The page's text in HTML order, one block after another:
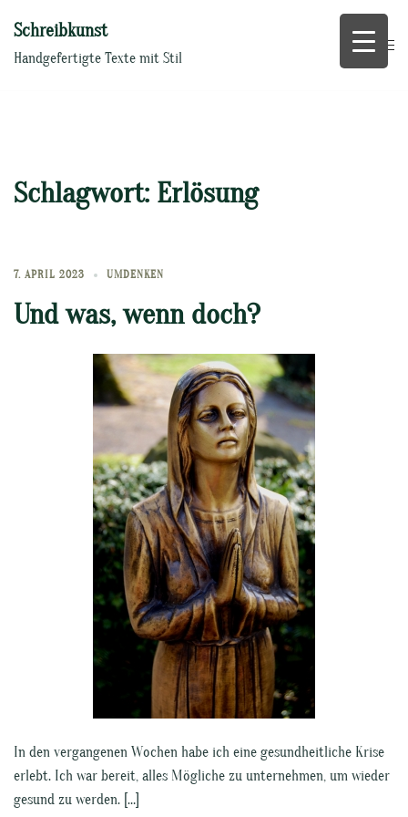
Inhalt
springen
Schreibkunst
Handgefertigte Texte mit Stil
Schlagwort: Erlösung
7. APRIL 2023 UMDENKEN
Und was, wenn doch?
In den vergangenen Wochen habe ich eine gesundheitliche Krise
erlebt. Ich war bereit, alles Mögliche zu unternehmen, um wieder
gesund zu werden. […]